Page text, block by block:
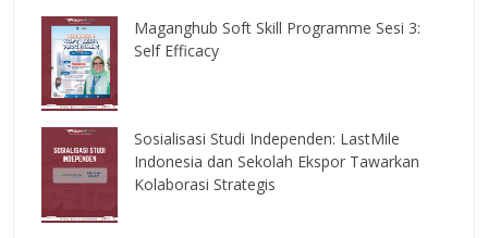
Maganghub Soft Skill Programme Sesi 3:
Self Efficacy
Sosialisasi Studi Independen: LastMile
Indonesia dan Sekolah Ekspor Tawarkan
Kolaborasi Strategis